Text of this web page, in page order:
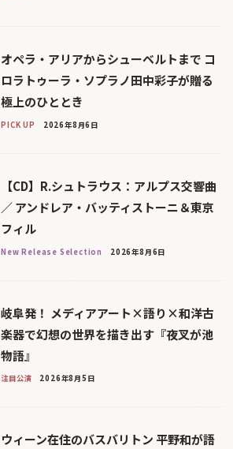
オペラ・アリアからシューベルトまで コ
ロラトゥーラ・ソプラノ田中彩子が贈る
極上のひととき
PICK UP 2026年8月6日
【CD】R.シュトラウス：アルプス交響曲
／ アンドレア・バッティストーニ＆東京
フィル
New Release Selection 2026年8月6日
岐阜発！ メディアアート×語り×和洋古
楽器で幻想の世界を描き出す『夜叉が池
物語』
注目公演 2026年8月5日
ウィーン在住のバスバリトン 平野和が語